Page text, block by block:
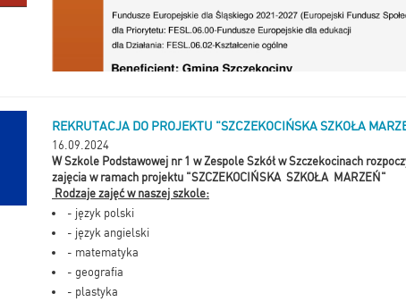
REKRUTACJA DO PROJEKTU "SZCZEKOCIŃSKA SZKOŁA
16.09.2024
W Szkole Podstawowej nr 1 w Zespole Szkół w Szczekocinach
zajęcia w ramach projektu "SZCZEKOCIŃSKA SZKOŁA MARZEŃ"
Rodzaje zajęć w naszej szkole:
- język polski
- język angielski
- matematyka
- geografia
- plastyka